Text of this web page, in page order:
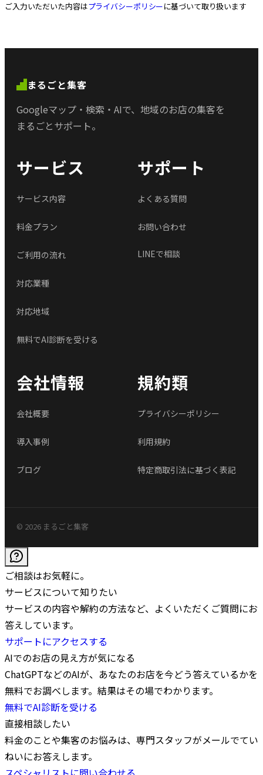
ご入力いただいた内容はプライバシーポリシーに基づいて取り扱います
まるごと集客
Googleマップ・検索・AIで、 地域のお店の集客を
まるごとサポート。
サービス
サービス内容
料金プラン
ご利用の流れ
対応業種
対応地域
無料でAI診断を受ける
サポート
よくある質問
お問い合わせ
LINEで相談
会社情報
会社概要
導入事例
ブログ
規約類
プライバシーポリシー
利用規約
特定商取引法に基づく表記
© 2026 まるごと集客
ご相談はお気軽に。
サービスについて知りたい
サービスの内容や解約の方法など、よくいただくご質問にお
答えしています。
サポートにアクセスする
AIでのお店の見え方が気になる
ChatGPTなどのAIが、あなたのお店を今どう答えているかを
無料でお調べします。結果はその場でわかります。
無料でAI診断を受ける
直接相談したい
料金のことや集客のお悩みは、専門スタッフがメールでてい
ねいにお答えします。